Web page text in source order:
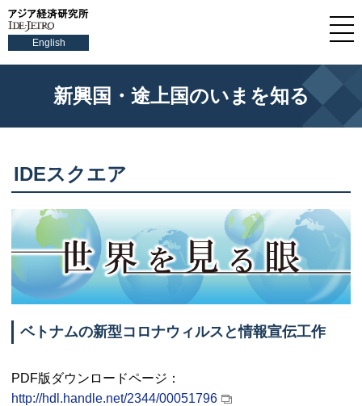
English
新興国・途上国のいまを知る
IDEスクエア
ベトナムの新型コロナウィルスと情報宣伝工作
PDF版ダウンロードページ：
http://hdl.handle.net/2344/00051796